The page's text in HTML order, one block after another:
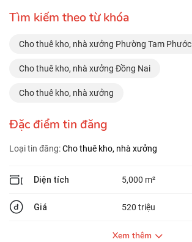
Tìm kiếm theo từ khóa
Cho thuê kho, nhà xưởng Phường Tam Phước
Cho thuê kho, nhà xưởng Đồng Nai
Cho thuê kho, nhà xưởng
Đặc điểm tin đăng
Loại tin đăng:Cho thuê kho, nhà xưởng
Diện tích 5,000 m²
Giá 520 triệu
Xem thêm